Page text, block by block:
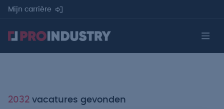
Mijn carrière
2032 vacatures gevonden